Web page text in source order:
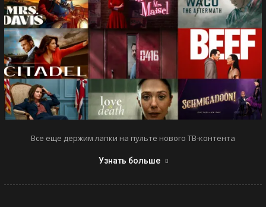
Все еще держим лапки на пульте нового ТВ-контента
Узнать больше